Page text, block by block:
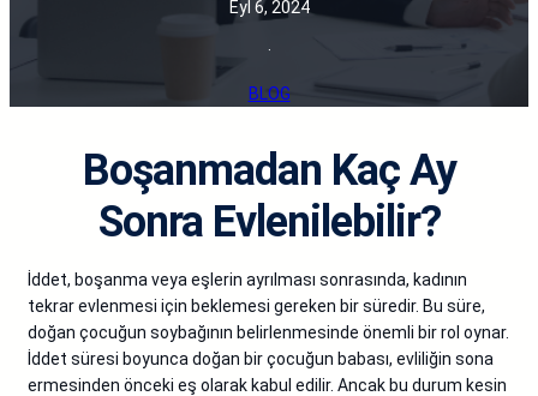
Eyl 6, 2024
·
BLOG
Boşanmadan Kaç Ay
Sonra Evlenilebilir?
İddet, boşanma veya eşlerin ayrılması sonrasında, kadının
tekrar evlenmesi için beklemesi gereken bir süredir. Bu süre,
doğan çocuğun soybağının belirlenmesinde önemli bir rol oynar.
İddet süresi boyunca doğan bir çocuğun babası, evliliğin sona
ermesinden önceki eş olarak kabul edilir. Ancak bu durum kesin